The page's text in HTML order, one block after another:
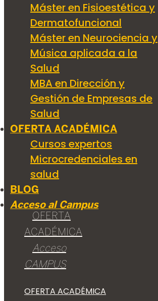
Máster en Fisioestética y
Dermatofuncional
Máster en Neurociencia y
Música aplicada a la
Salud
MBA en Dirección y
Gestión de Empresas de
Salud
OFERTA ACADÉMICA
Cursos expertos
Microcredenciales en
salud
BLOG
Acceso al Campus
OFERTA
ACADÉMICA
Acceso
CAMPUS
OFERTA ACADÉMICA